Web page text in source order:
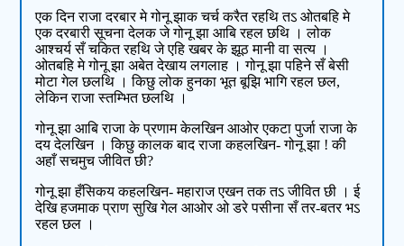
एक दिन राजा दरबार मे गोनू झाक चर्च करैत रहथि तऽ ओतबहि मे
एक दरबारी सूचना देलक जे गोनू झा आबि रहल छथि । लोक
आश्‍चर्य सँ चकित रहथि जे एहि खबर के झूठ मानी वा सत्य ।
ओतबहि मे गोनू झा अबेत देखाय लगलाह । गोनू झा पहिने सँ बेसी
मोटा गेल छलथि । किछु लोक हुनका भूत बूझि भागि रहल छल,
लेकिन राजा स्तम्भित छलथि ।
गोनू झा आबि राजा के प्रणाम केलखिन आओर एकटा पुर्जा राजा के
दय देलखिन । किछु कालक बाद राजा कहलखिन- गोनू झा ! की
अहाँ सचमुच जीवित छी?
गोनू झा हँसिकय कहलखिन- महाराज एखन तक तऽ जीवित छी । ई
देखि हजमाक प्राण सुखि गेल आओर ओ डरे पसीना सँ तर-बतर भऽ
रहल छल ।